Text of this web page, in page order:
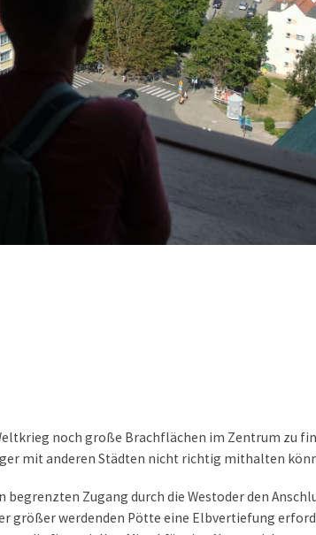
noch große Brachflächen im Zentrum zu
mit anderen Städten nicht richtig mithalten
Zugang durch die Westoder den
größer werdenden Pötte eine Elbvertiefung